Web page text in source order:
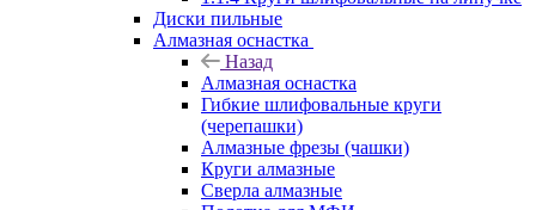
Диски пильные
Алмазная оснастка
Назад
Алмазная оснастка
Гибкие шлифовальные круги
(черепашки)
Алмазные фрезы (чашки)
Круги алмазные
Сверла алмазные